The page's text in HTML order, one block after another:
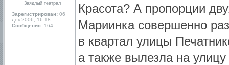
Заядлый театрал
Зарегистрирован: 06
дек 2006, 16:18
Сообщения: 164
Красота? А пропорции
Мариинка совершенно
в квартал улицы
а также вылезла на